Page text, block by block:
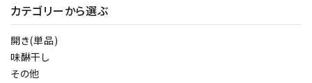
カテゴリー
カテゴリーから選ぶ
開き(単品)
味醂干し
その他